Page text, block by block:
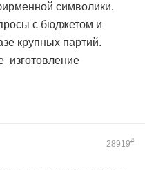
символики.
с бюджетом и
крупных партий.
изготовление
28919#